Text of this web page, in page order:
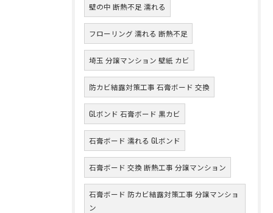
壁の中 断熱不足 濡れる
フローリング 濡れる 断熱不足
埼玉 分譲マンション 壁紙 カビ
防カビ結露対策工事 石膏ボード 交換
GLボンド 石膏ボード 黒カビ
石膏ボード 濡れる GLボンド
石膏ボード 交換 断熱工事 分譲マンション
石膏ボード 防カビ結露対策工事 分譲マンショ
ン